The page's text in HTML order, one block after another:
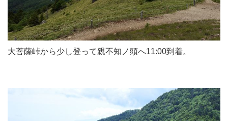
大菩薩峠から少し登って親不知ノ頭へ11:00到着。